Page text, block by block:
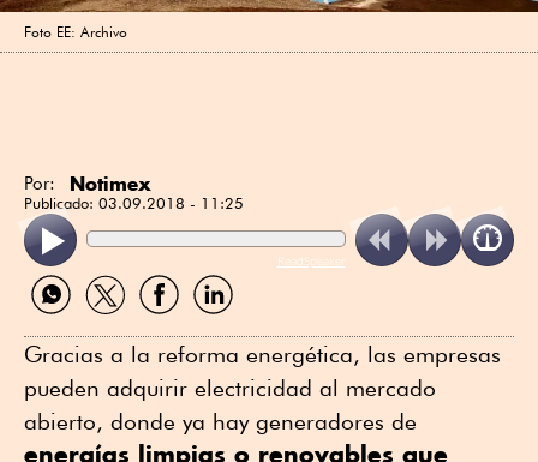
Foto EE: Archivo
Por: Notimex
Publicado: 03.09.2018 - 11:25
ReadSpeaker
Compartir
por
Compartir
por
Compartir
por
Compartir
por
Gracias a la reforma energética, las empresas
pueden adquirir electricidad al mercado
abierto, donde ya hay generadores de
energías limpias o renovables que